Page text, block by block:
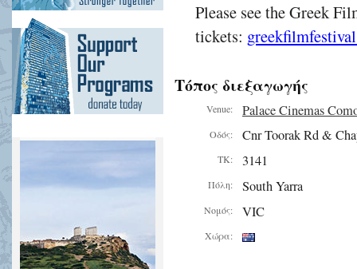
Please see the Greek
tickets:
Τόπος διεξαγωγής
Venue: Palace Cinemas
Οδός: Cnr Toorak Rd &
ΤΚ: 3141
Πόλη: South Yarra
Νομός: VIC
Χώρα: